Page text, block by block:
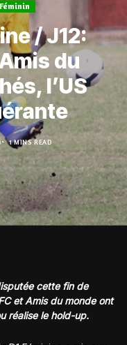
/ J12:
du
l’US
1 MINS READ
cette fin de
et Amis du monde ont
réalise le hold-up.